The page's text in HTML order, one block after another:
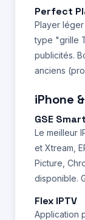
Perfect
Player
type "grille
publicités.
anciens
iPhone
GSE
Le meilleur
et Xtream,
Picture,
disponible.
Flex IPTV
Application